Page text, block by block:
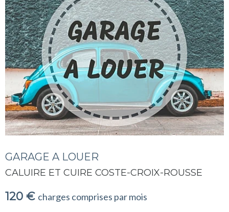
GARAGE A LOUER
CALUIRE ET CUIRE COSTE-CROIX-ROUSSE
120 € charges comprises par mois